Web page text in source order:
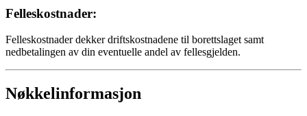
Felleskostnader:
Felleskostnader dekker driftskostnadene til borettslaget samt
nedbetalingen av din eventuelle andel av fellesgjelden.
Nøkkelinformasjon